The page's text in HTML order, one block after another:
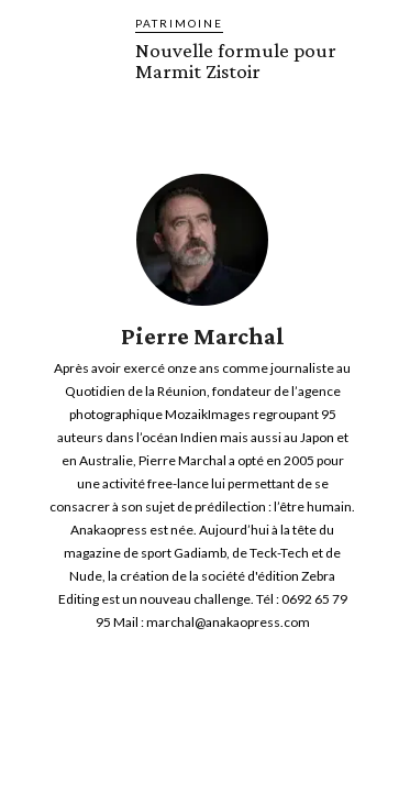
PATRIMOINE
Nouvelle formule pour
Marmit Zistoir
Pierre Marchal
Après avoir exercé onze ans comme journaliste au
Quotidien de la Réunion, fondateur de l’agence
photographique MozaikImages regroupant 95
auteurs dans l’océan Indien mais aussi au Japon et
en Australie, Pierre Marchal a opté en 2005 pour
une activité free-lance lui permettant de se
consacrer à son sujet de prédilection : l’être humain.
Anakaopress est née. Aujourd’hui à la tête du
magazine de sport Gadiamb, de Teck-Tech et de
Nude, la création de la société d'édition Zebra
Editing est un nouveau challenge. Tél : 0692 65 79
95 Mail : marchal@anakaopress.com